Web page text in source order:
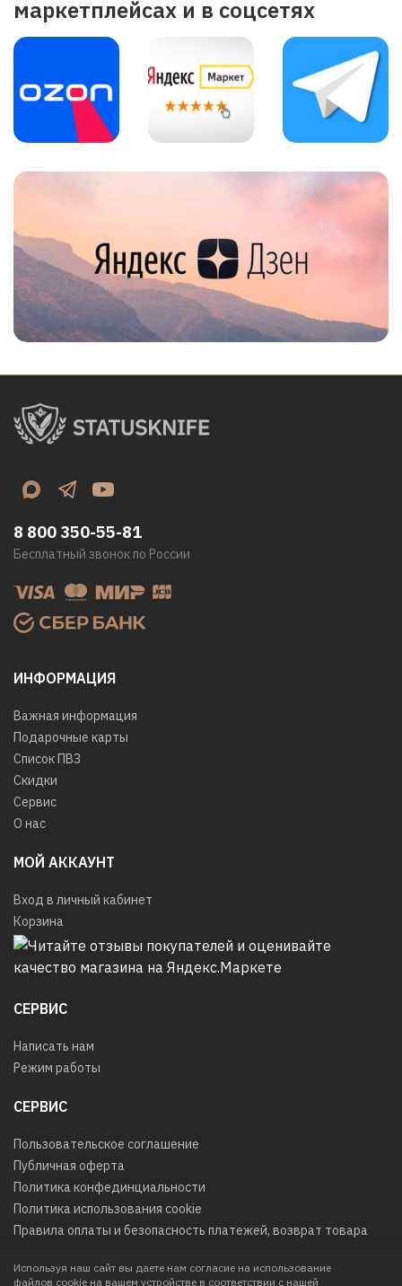
маркетплейсах и в соцсетях
ИНФОРМАЦИЯ
Важная информация
Подарочные карты
Список ПВЗ
Скидки
Сервис
О нас
МОЙ АККАУНТ
Вход в личный кабинет
Корзина
СЕРВИС
Написать нам
Режим работы
СЕРВИС
Пользовательское соглашение
Публичная оферта
Политика конфединциальности
Политика использования cookie
Правила оплаты и безопасность платежей, возврат товара
8 800 350-55-81
Бесплатный звонок по России
Используя наш сайт вы даете нам согласие на использование
файлов cookie на вашем устройстве в соответствии с нашей